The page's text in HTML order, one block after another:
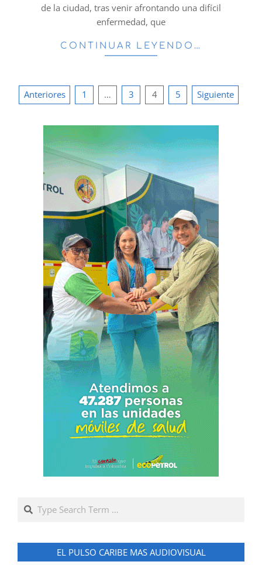
de la ciudad, tras venir afrontando una difícil
enfermedad, que
CONTINUAR LEYENDO…
Paginación
entradas
Anteriores 1 … 3 4 5 Siguiente
Search
EL PULSO CARIBE MAS AUDIOVISUAL